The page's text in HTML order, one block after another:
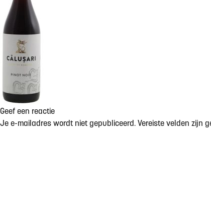
Geef een reactie
Je e-mailadres wordt niet gepubliceerd. Vereiste velden zijn